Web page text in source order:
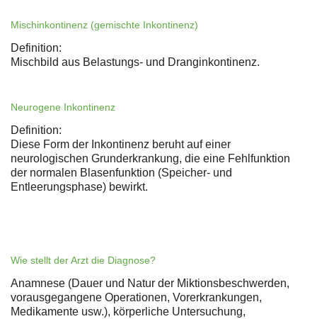
Mischinkontinenz (gemischte Inkontinenz)
Definition:
Mischbild aus Belastungs- und Dranginkontinenz.
Neurogene Inkontinenz
Definition:
Diese Form der Inkontinenz beruht auf einer
neurologischen Grunderkrankung, die eine Fehlfunktion
der normalen Blasenfunktion (Speicher- und
Entleerungsphase) bewirkt.
Wie stellt der Arzt die Diagnose?
Anamnese (Dauer und Natur der Miktionsbeschwerden,
vorausgegangene Operationen, Vorerkrankungen,
Medikamente usw.), körperliche Untersuchung,